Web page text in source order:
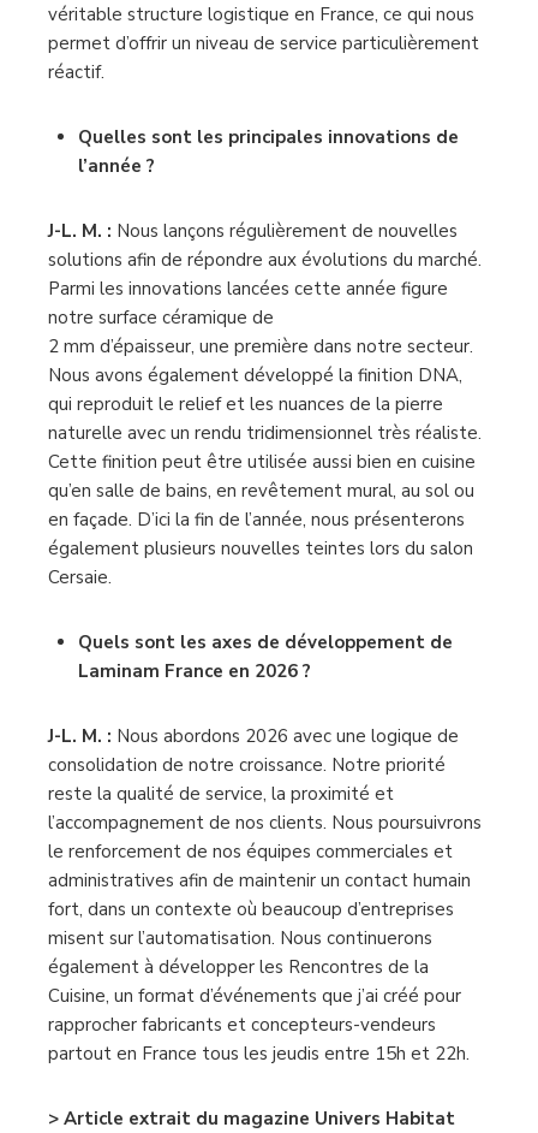
véritable structure logistique en France, ce qui nous
permet d’offrir un niveau de service particulièrement
réactif.
Quelles sont les principales innovations de
l’année ?
J-L. M. : Nous lançons régulièrement de nouvelles
solutions afin de répondre aux évolutions du marché.
Parmi les innovations lancées cette année figure
notre surface céramique de
2 mm d’épaisseur, une première dans notre secteur.
Nous avons également développé la finition DNA,
qui reproduit le relief et les nuances de la pierre
naturelle avec un rendu tridimensionnel très réaliste.
Cette finition peut être utilisée aussi bien en cuisine
qu’en salle de bains, en revêtement mural, au sol ou
en façade. D’ici la fin de l’année, nous présenterons
également plusieurs nouvelles teintes lors du salon
Cersaie.
Quels sont les axes de développement de
Laminam France en 2026 ?
J-L. M. : Nous abordons 2026 avec une logique de
consolidation de notre croissance. Notre priorité
reste la qualité de service, la proximité et
l’accompagnement de nos clients. Nous poursuivrons
le renforcement de nos équipes commerciales et
administratives afin de maintenir un contact humain
fort, dans un contexte où beaucoup d’entreprises
misent sur l’automatisation. Nous continuerons
également à développer les Rencontres de la
Cuisine, un format d’événements que j’ai créé pour
rapprocher fabricants et concepteurs-vendeurs
partout en France tous les jeudis entre 15h et 22h.
> Article extrait du magazine Univers Habitat